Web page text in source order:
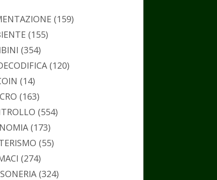
(159)
(155)
(354)
(120)
(14)
(163)
(554)
(173)
(55)
(274)
(324)